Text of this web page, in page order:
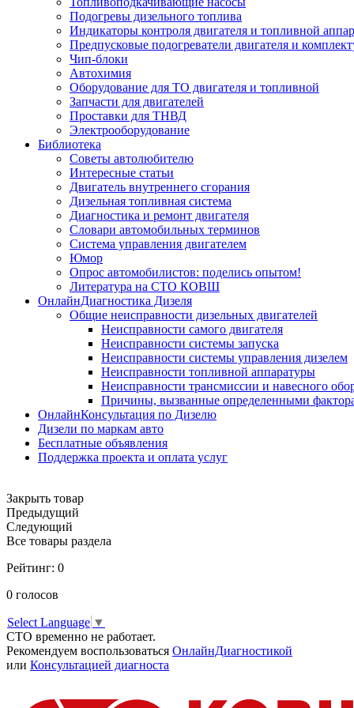
Подогревы дизельного топлива
Индикаторы контроля двигателя и топливной
Предпусковые подогреватели двигателя и
Чип-блоки
Автохимия
Оборудование для ТО двигателя и топливной
Запчасти для двигателей
Проставки для ТНВД
Электрооборудование
Библиотека
Советы автолюбителю
Интересные статьи
Двигатель внутреннего сгорания
Дизельная топливная система
Диагностика и ремонт двигателя
Словари автомобильных терминов
Система управления двигателем
Юмор
Опрос автомобилистов: поделись опытом!
Литература на СТО КОВШ
ОнлайнДиагностика Дизеля
Общие неисправности дизельных двигателей
Неисправности самого двигателя
Неисправности системы запуска
Неисправности системы управления дизелем
Неисправности топливной аппаратуры
Неисправности трансмиссии и навесного
Причины, вызванные определенными
ОнлайнКонсультация по Дизелю
Дизели по маркам авто
Бесплатные объявления
Поддержка проекта и оплата услуг
Закрыть товар
Предыдущий
Следующий
Все товары раздела
Рейтинг: 0
0 голосов
Select Language ▼
СТО временно не работает.
Рекомендуем воспользоваться ОнлайнДиагностикой
или Консультацией диагноста